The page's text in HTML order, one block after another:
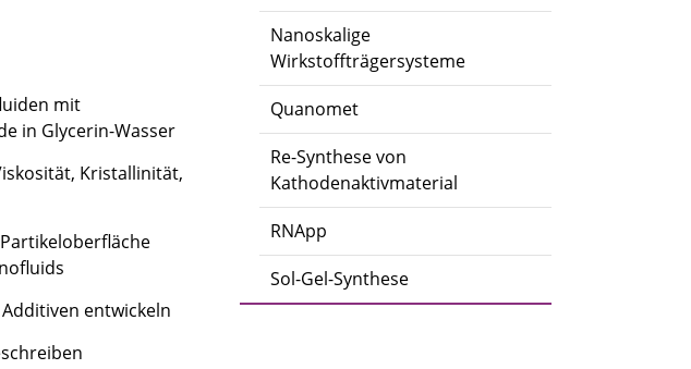
Nanoskalige
Wirkstoffträgersysteme
Quanomet
Re-Synthese von
Kathodenaktivmaterial
RNApp
Sol-Gel-Synthese
mit
in Glycerin-Wasser
Kristallinität,
entwickeln